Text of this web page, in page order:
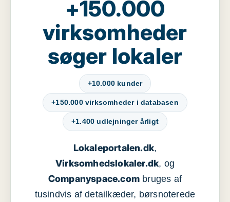
+150.000
virksomheder
søger lokaler
+10.000 kunder
+150.000 virksomheder i databasen
+1.400 udlejninger årligt
Lokaleportalen.dk,
Virksomhedslokaler.dk, og
Companyspace.com bruges af
tusindvis af detailkæder, børsnoterede